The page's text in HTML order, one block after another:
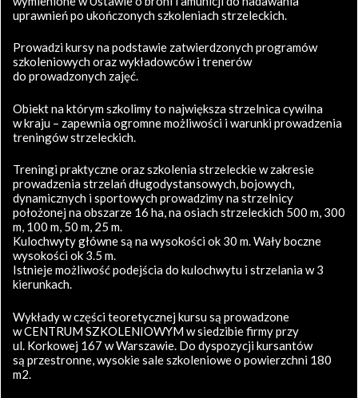
uprawnień po ukończonych szkoleniach strzeleckich.
Prowadzi kursy na podstawie zatwierdzonych programów
szkoleniowych oraz wykładowców i trenerów
do prowadzonych zajęć.
Obiekt na którym szkolimy to największa strzelnica cywilna
w kraju – zapewnia ogromne możliwości i warunki prowadzenia
treningów strzeleckich.
Treningi praktyczne oraz szkolenia strzeleckie w zakresie
prowadzenia strzelań długodystansowych, bojowych,
dynamicznych i sportowych prowadzimy na strzelnicy
położonej na obszarze 16 ha, na osiach strzeleckich 500 m, 300
m, 100 m, 50 m, 25 m.
Kulochwyty główne są na wysokości ok 30 m. Wały boczne
wysokości ok 3.5 m.
Istnieje możliwość podejścia do kulochwytu i strzelania w 3
kierunkach.
Wykłady w części teoretycznej kursu są prowadzone
w CENTRUM SZKOLENIOWYM w siedzibie firmy przy
ul. Korkowej 167 w Warszawie. Do dyspozycji kursantów
są przestronne, wysokie sale szkoleniowe o powierzchni 180
m2.